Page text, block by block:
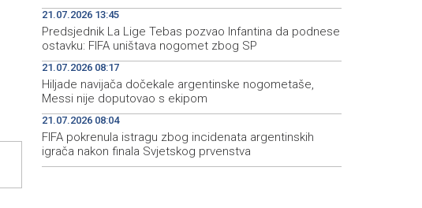
21.07.2026 13:45
Predsjednik La Lige Tebas pozvao Infantina da podnese
ostavku: FIFA uništava nogomet zbog SP
21.07.2026 08:17
Hiljade navijača dočekale argentinske nogometaše,
Messi nije doputovao s ekipom
21.07.2026 08:04
FIFA pokrenula istragu zbog incidenata argentinskih
igrača nakon finala Svjetskog prvenstva